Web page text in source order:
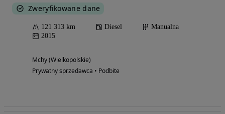
Zweryfikowane dane
121 313 km Diesel
Manualna
2015
Mchy (Wielkopolskie)
Prywatny sprzedawca • Podbite